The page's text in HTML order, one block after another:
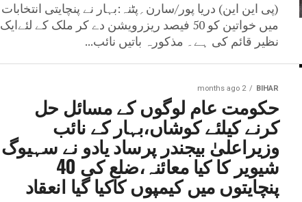
(پی این این) دریا پور/سارن؍پٹنہ:بہار نے پنچایتی انتخابات
میں خواتین کو 50 فیصد ریزرویشن دے کر ملک کے لئےایک
نظیر قائم کی ہے۔ مذکورہ باتیں نائب...
BIHAR
2 months ago
حکومت عام لوگوں کے مسائل حل
کرنے کیلئے کوشاں،بہار کے نائب
وزیراعلیٰ بیجندر پرساد یادو نے سہیوگ
شیویر کا کیا معائنہ،ضلع کی 40
پنچایتوں میں کیمپوں کاکیا گیا انعقاد